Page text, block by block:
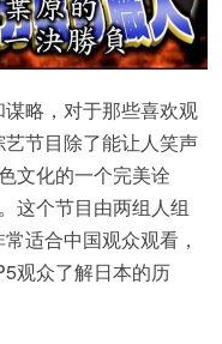
略，对于那些喜欢观
节目除了能让人笑声
文化的一个完美诠
这个节目由两组人组
适合中国观众观看，
观众了解日本的历